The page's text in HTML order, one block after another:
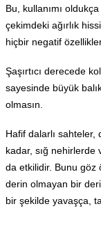
Bu, kullanımı
çekimdeki ağırlık
hiçbir negatif
Şaşırtıcı derecede
sayesinde büyük
olmasın.
Hafif dalarlı sahteler,
kadar, sığ nehirlerde
da etkilidir. Bunu göz
derin olmayan bir
bir şekilde yavaşça,